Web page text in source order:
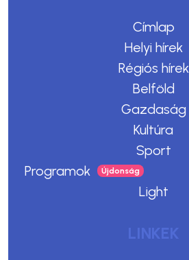
Címlap
Helyi hírek
Régiós hírek
Belföld
Gazdaság
Kultúra
Sport
Programok
Light
LINKEK